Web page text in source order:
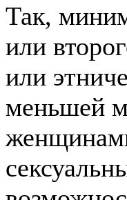
Так,
или
или
меньшей